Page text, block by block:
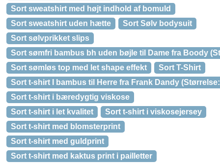
Sort sweatshirt med højt indhold af bomuld
Sort sweatshirt uden hætte
Sort Sølv bodysuit
Sort sølvprikket slips
Sort sømfri bambus bh uden bøjle til Dame fra Boody
Sort sømløs top med let shape effekt
Sort T-Shirt
Sort t-shirt I bambus til Herre fra Frank Dandy
Sort t-shirt i bæredygtig viskose
Sort t-shirt i let kvalitet
Sort t-shirt i viskosejersey
Sort t-shirt med blomsterprint
Sort t-shirt med guldprint
Sort t-shirt med kaktus print i pailletter